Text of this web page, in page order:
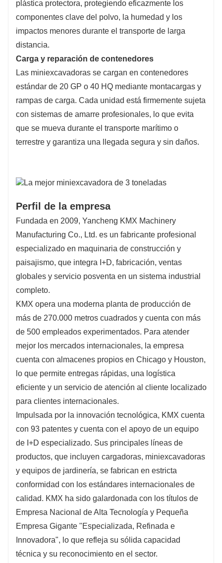
plástica protectora, protegiendo eficazmente los
componentes clave del polvo, la humedad y los
impactos menores durante el transporte de larga
distancia.
Carga y reparación de contenedores
Las miniexcavadoras se cargan en contenedores
estándar de 20 GP o 40 HQ mediante montacargas y
rampas de carga. Cada unidad está firmemente sujeta
con sistemas de amarre profesionales, lo que evita
que se mueva durante el transporte marítimo o
terrestre y garantiza una llegada segura y sin daños.
Perfil de la empresa
Fundada en 2009, Yancheng KMX Machinery
Manufacturing Co., Ltd. es un fabricante profesional
especializado en maquinaria de construcción y
paisajismo, que integra I+D, fabricación, ventas
globales y servicio posventa en un sistema industrial
completo.
KMX opera una moderna planta de producción de
más de 270.000 metros cuadrados y cuenta con más
de 500 empleados experimentados. Para atender
mejor los mercados internacionales, la empresa
cuenta con almacenes propios en Chicago y Houston,
lo que permite entregas rápidas, una logística
eficiente y un servicio de atención al cliente localizado
para clientes internacionales.
Impulsada por la innovación tecnológica, KMX cuenta
con 93 patentes y cuenta con el apoyo de un equipo
de I+D especializado. Sus principales líneas de
productos, que incluyen cargadoras, miniexcavadoras
y equipos de jardinería, se fabrican en estricta
conformidad con los estándares internacionales de
calidad. KMX ha sido galardonada con los títulos de
Empresa Nacional de Alta Tecnología y Pequeña
Empresa Gigante "Especializada, Refinada e
Innovadora", lo que refleja su sólida capacidad
técnica y su reconocimiento en el sector.